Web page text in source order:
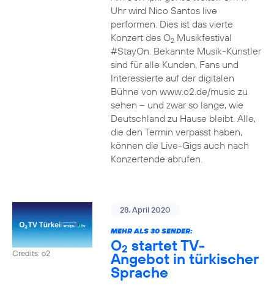
Uhr wird Nico Santos live
performen. Dies ist das vierte
Konzert des O2Musikfestival
#StayOn. Bekannte Musik-Künstler
sind für alle Kunden, Fans und
Interessierte auf der digitalen
Bühne von www.o2.de/music zu
sehen – und zwar so lange, wie
Deutschland zu Hause bleibt. Alle,
die den Termin verpasst haben,
können die Live-Gigs auch nach
Konzertende abrufen.
Credits: o2
28. April 2020
MEHR ALS 30 SENDER:
O2 startet TV-
Angebot in türkischer
Sprache